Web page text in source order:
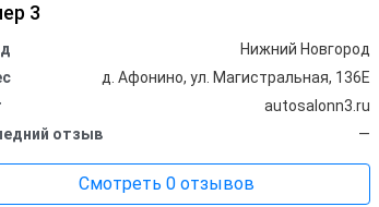
3
Нижний Новгород
д. Афонино, ул. Магистральная, 136Е
autosalonn3.ru
отзыв
—
Смотреть 0 отзывов